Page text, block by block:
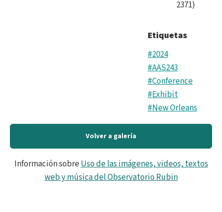
2371)
Etiquetas
#2024
#AAS243
#Conference
#Exhibit
#New Orleans
Volver a galería
Información sobreUso de las imágenes, videos, textos
web y música del Observatorio Rubin